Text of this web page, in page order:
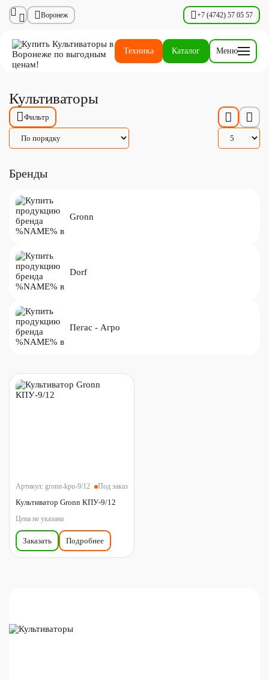
Воронеж +7 (4742) 57 05 57
Техника Каталог Меню
Культиваторы
Фильтр
Бренды
Gronn
Dorf
Пегас - Агро
Артикул: gronn-kpu-9/12 Под заказ
Культиватор Gronn КПУ-9/12
Цена не указана
Заказать Подробнее